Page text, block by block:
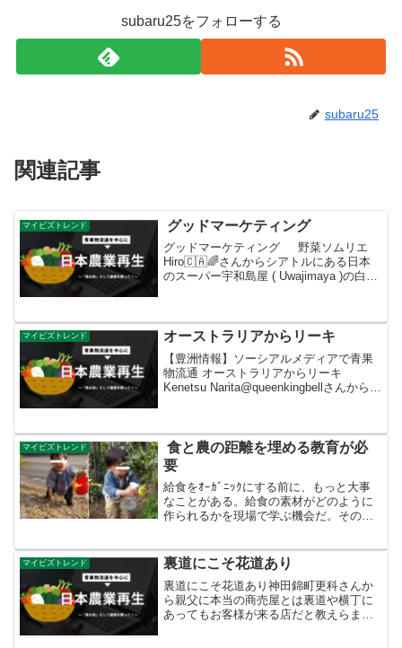
subaru25をフォローする
subaru25
関連記事
マイビズトレンド グッドマーケティング
グッドマーケティング 野菜ソムリエ
Hiro🇨🇦🌈さんからシアトルにある日本
のスーパー宇和島屋 ( Uwajimaya )の白菜
即購入してしまいましたよ…グッドマ...
マイビズトレンド オーストラリアからリーキ
【豊洲情報】ソーシアルメディアで青果
物流通 オーストラリアからリーキ
Kenetsu Narita@queenkingbellさんからオ
マイビズトレンド
食と農の距離を埋める教育が必
要
給食をｵｰｶﾞﾆｯｸにする前に、もっと大事
なことがある。給食の素材がどのように
作られるかを現場で学ぶ機会だ。その学
こと。
マイビズトレンド 裏道にこそ花道あり
裏道にこそ花道あり神田錦町更科さんか
ら親父に本当の商売屋とは裏道や横丁に
あってもお客様が来る店だと教えらまし